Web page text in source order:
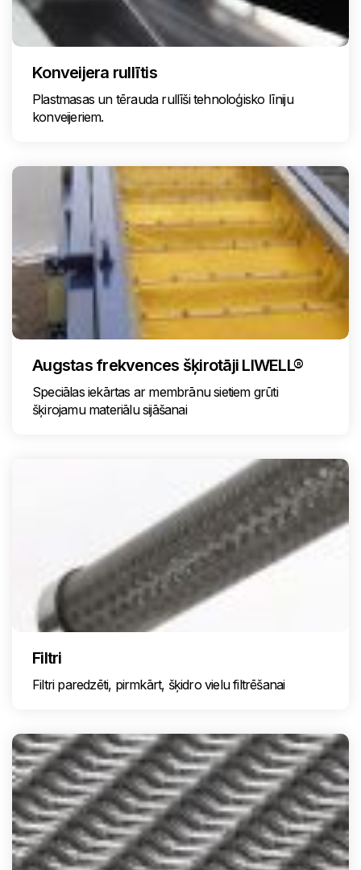
Konveijera rullītis
Plastmasas un tērauda rullīši tehnoloģisko līniju
konveijeriem.
Augstas frekvences šķirotāji LIWELL®
Speciālas iekārtas ar membrānu sietiem grūti
šķirojamu materiālu sijāšanai
Filtri
Filtri paredzēti, pirmkārt, šķidro vielu filtrēšanai